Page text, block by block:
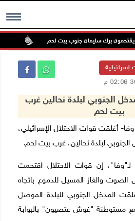
MENU برك سليمان جنوب بيت لحم
إسرائيلية
الجنوبي لبلدة نحالين غرب
بيت لحم
لحم 30-9-2021 وفا- أغلقت قوات الاحتلال الإسرائيلي،
الجنوبي لبلدة نحالين، غرب بيت لحم.
إن قوات الاحتلال اقتحمت
الصوت والغاز المسيل للدموع باتجاه
المدخل الجنوبي للبلدة الموصل
مستوطنة "غوش عتصيون" بالبوابة